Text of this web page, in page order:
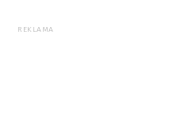
REKLAMA